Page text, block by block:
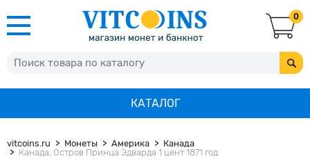
0
КАТАЛОГ
vitcoins.ru Монеты Америка
Канада
Канада, Остров Принца Эдварда 1 цент 1871 год